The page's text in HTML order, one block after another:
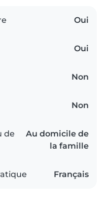
Oui
Oui
Non
Non
de
Au domicile de
la famille
Français